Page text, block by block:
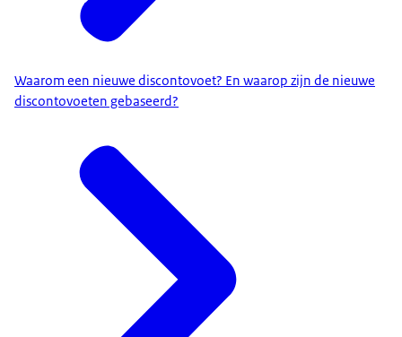
Waarom een nieuwe discontovoet? En waarop zijn de nieuwe
discontovoeten gebaseerd?